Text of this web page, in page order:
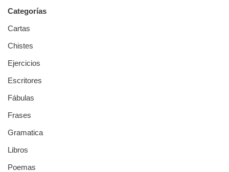
Categorías
Cartas
Chistes
Ejercicios
Escritores
Fábulas
Frases
Gramatica
Libros
Poemas